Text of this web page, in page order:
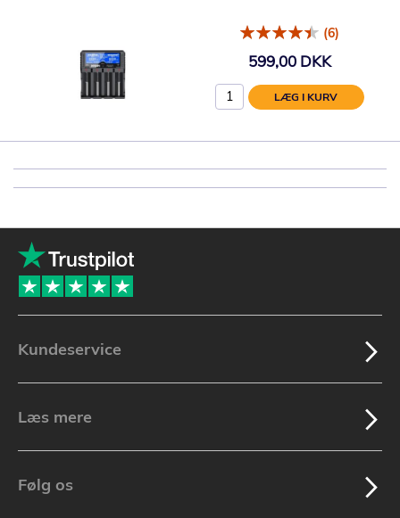
(6)
599,00 DKK
LÆG I KURV
Kundeservice
Læs mere
Følg os